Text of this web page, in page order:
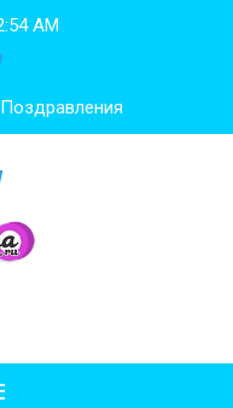
AM
Поздравления